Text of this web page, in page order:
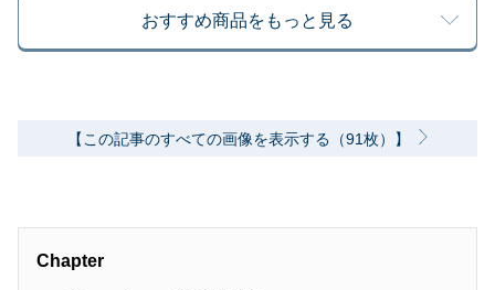
おすすめ商品をもっと見る
【この記事のすべての画像を表示する（91枚）】
Chapter